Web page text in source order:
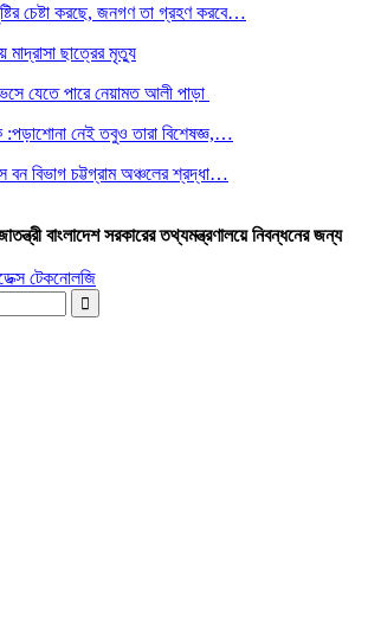
চেষ্টা করছে, জনগণ তা গ্রহণ করবে…
মাদ্রাসা ছাত্রের মৃত্যু
যেতে পারে নেয়ামত আলী পাড়া
:পড়াশোনা নেই তবুও তারা বিশেষজ্ঞ,…
বিভাগ চট্টগ্রাম অঞ্চলের শ্রদ্ধা…
বাংলাদেশ সরকারের তথ্যমন্ত্রণালয়ে নিবন্ধনের জন্য
টেকনোলজি